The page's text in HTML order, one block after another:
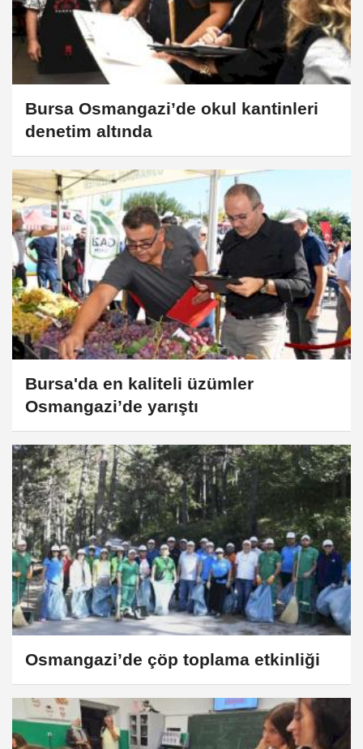
Bursa Osmangazi’de okul kantinleri
denetim altında
Bursa'da en kaliteli üzümler
Osmangazi’de yarıştı
Osmangazi’de çöp toplama etkinliği